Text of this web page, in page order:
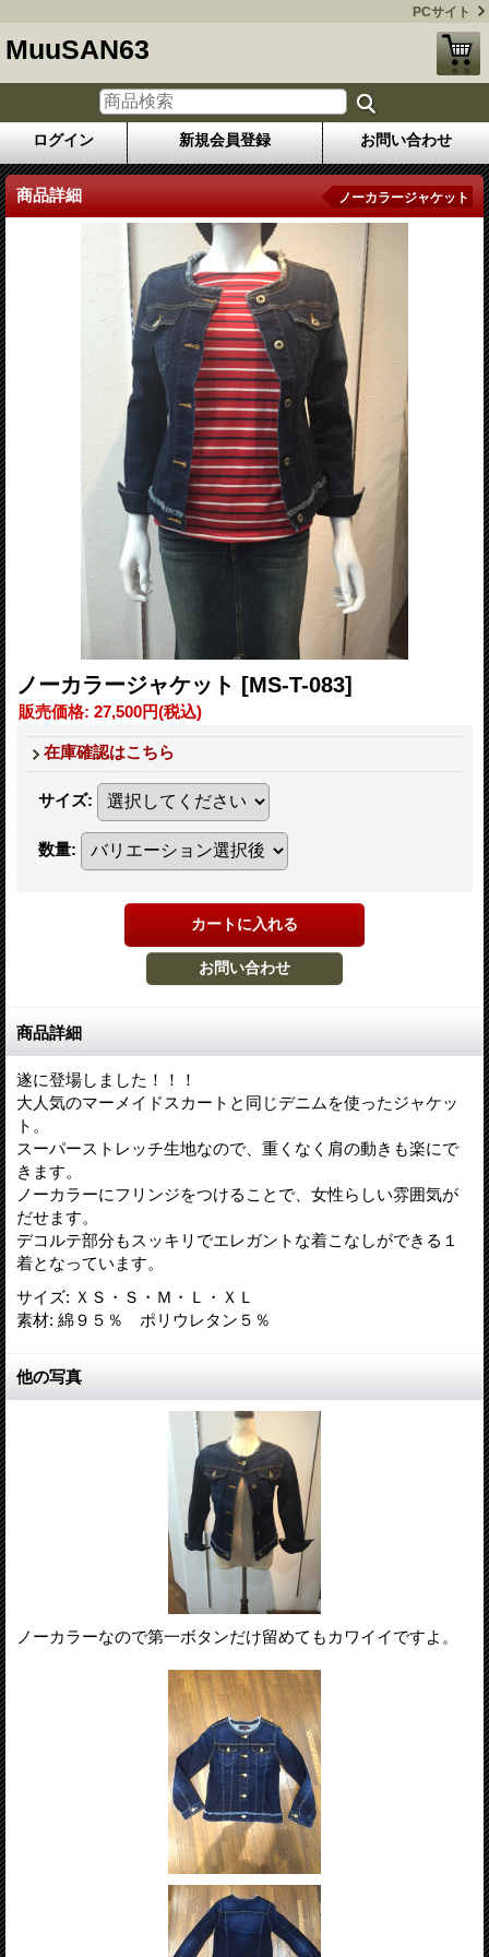
PCサイト
MuuSAN63
ログイン 新規会員登録 お問い合わせ
商品詳細 ノーカラージャケット
ノーカラージャケット [MS-T-083]
販売価格: 27,500円(税込)
在庫確認はこちら
サイズ:
数量:
商品詳細
遂に登場しました！！！
大人気のマーメイドスカートと同じデニムを使ったジャケッ
ト。
スーパーストレッチ生地なので、重くなく肩の動きも楽にで
きます。
ノーカラーにフリンジをつけることで、女性らしい雰囲気が
だせます。
デコルテ部分もスッキリでエレガントな着こなしができる１
着となっています。
サイズ: ＸＳ・Ｓ・Ｍ・Ｌ・ＸＬ
素材: 綿９５％ ポリウレタン５％
他の写真
ノーカラーなので第一ボタンだけ留めてもカワイイですよ。